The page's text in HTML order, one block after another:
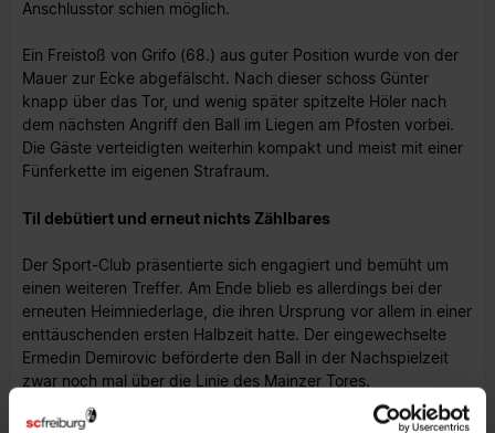
Anschlusstor schien möglich.
Ein Freistoß von Grifo (68.) aus guter Position wurde von der
Mauer zur Ecke abgefälscht. Nach dieser schoss Günter
knapp über das Tor, und wenig später spitzelte Höler nach
dem nächsten Angriff den Ball im Liegen am Pfosten vorbei.
Die Gäste verteidigten weiterhin kompakt und meist mit einer
Fünferkette im eigenen Strafraum.
Til debütiert und erneut nichts Zählbares
Der Sport-Club präsentierte sich engagiert und bemüht um
einen weiteren Treffer. Am Ende blieb es allerdings bei der
erneuten Heimniederlage, die ihren Ursprung vor allem in einer
enttäuschenden ersten Halbzeit hatte. Der eingewechselte
Ermedin Demirovic beförderte den Ball in der Nachspielzeit
zwar noch mal über die Linie des Mainzer Tores.
Schiedsrichter Martin Petersen hatte zuvor aber ein Foulspiel
des Stürmers an Torwart Zentner gesehen.